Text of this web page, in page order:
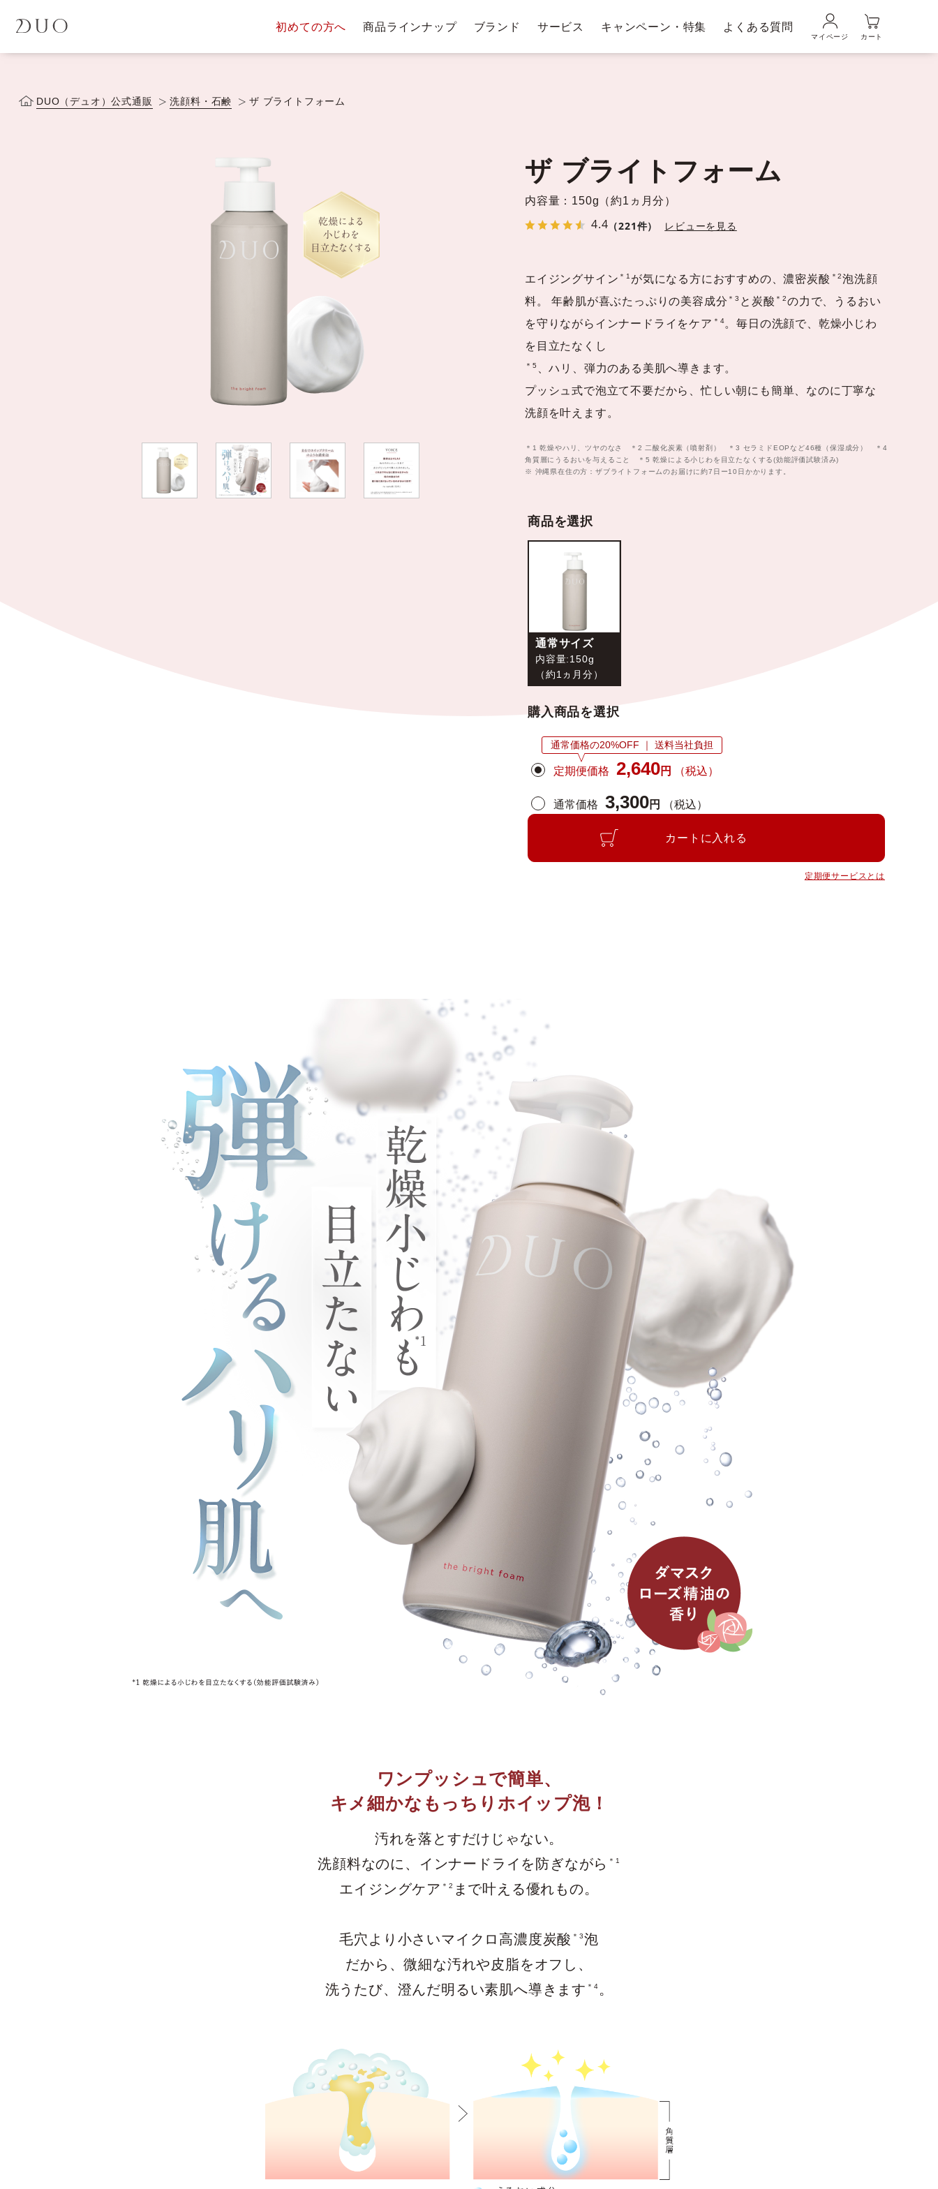
初めての方へ 商品ラインナップ
ングバー
ム
化粧水・乳液
すべてのアイテム
ブランド
DUOについて DUOヒストリー
サービス キャンペーン・特集 よくある質問
マイページ カート
DUO（デュオ）公式通販 洗顔料・石鹸 ザ ブライトフォーム
ザ ブライトフォーム
内容量：150g（約1ヵ月分）
4.4 （221件） レビューを見る
エイジングサイン ＊1 が気になる方におすすめの、濃密炭酸 ＊2泡洗顔
料。 年齢肌が喜ぶたっぷりの美容成分 ＊3 と炭酸 ＊2の力で、うるおい
を守りながらインナードライをケア ＊4。毎日の洗顔で、乾燥小じわ
を目立たなくし
＊5
、ハリ、弾力のある美肌へ導きます。
プッシュ式で泡立て不要だから、忙しい朝にも簡単、なのに丁寧な
洗顔を叶えます。
＊1 乾燥やハリ、ツヤのなさ ＊2 ⼆酸化炭素（噴射剤） ＊3 セラミドEOPなど46種（保湿成分） ＊4
角質層にうるおいを与えること ＊5 乾燥による小じわを目立たなくする(効能評価試験済み)
※ 沖縄県在住の方：ザブライトフォームのお届けに約7日ー10日かかります。
商品を選択
通常サイズ
内容量:150g
（約1ヵ月分）
購入商品を選択
定期便価格 2,640円 （税込）
通常価格の20%OFF ｜ 送料当社負担
通常価格 3,300円 （税込）
カートに入れる
定期便サービスとは
ワンプッシュで簡単、
キメ細かなもっちりホイップ泡！
汚れを落とすだけじゃない。
洗顔料なのに、
インナードライを防ぎながら ＊1
エイジングケア ＊2 まで叶える優れもの。
毛穴より小さいマイクロ高濃度炭酸 ＊3泡
だから、微細な汚れや皮脂をオフし、
洗うたび、澄んだ明るい素肌へ導きます ＊4 。